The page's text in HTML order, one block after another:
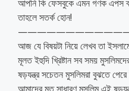
আপনি কি ফেসবুকে এমন গণক এপস
তাহলে সতর্ক হোন!
আজ যে বিষয়টা নিয়ে লেখব তা
মূলত ইহুদি খ্রিষ্টান সব সময়
ষড়যন্ত্র সচেতন মুসলিমরা বুঝতে
আমাদের মত সাধারণ মুসলিম এই